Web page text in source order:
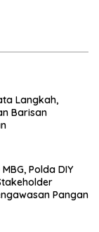
Langkah,
Barisan
Polda DIY
Pangan